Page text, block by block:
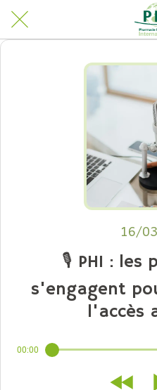
16/
🎙️ PHI : les
s'engagent
l'accès
00:00